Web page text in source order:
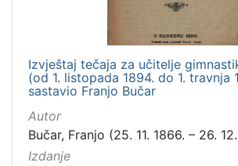
Izvještaj tečaja za učitelje
(od 1. listopada 1894. do 1. travnja
sastavio Franjo Bučar
Autor
Bučar, Franjo (25. 11. 1866. – 26.
Izdanje